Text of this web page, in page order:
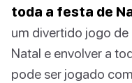
toda a festa de
um divertido jogo
Natal e envolver a
pode ser jogado